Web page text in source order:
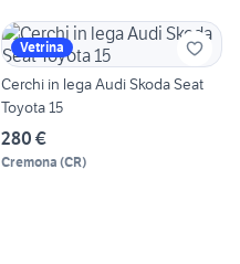
Vetrina
Cerchi in lega Audi Skoda Seat
Toyota 15
280 €
Cremona (CR)